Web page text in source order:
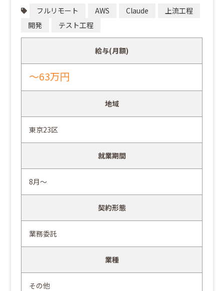
フルリモート AWS Claude
上流工程
開発
テスト工程
給与(月額)
～63万円
地域
東京23区
就業期間
8月～
契約形態
業務委託
業種
その他